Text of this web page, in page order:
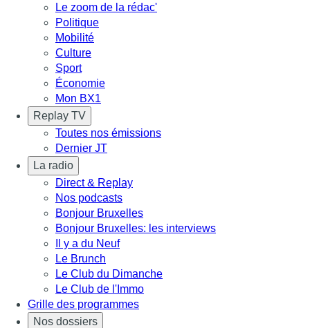
Le zoom de la rédac'
Politique
Mobilité
Culture
Sport
Économie
Mon BX1
Replay TV
Toutes nos émissions
Dernier JT
La radio
Direct & Replay
Nos podcasts
Bonjour Bruxelles
Bonjour Bruxelles: les interviews
Il y a du Neuf
Le Brunch
Le Club du Dimanche
Le Club de l'Immo
Grille des programmes
Nos dossiers